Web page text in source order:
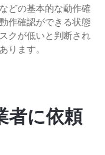
どの基本的な動作確
作確認ができる状態
クが低いと判断され
ります。
者に依頼